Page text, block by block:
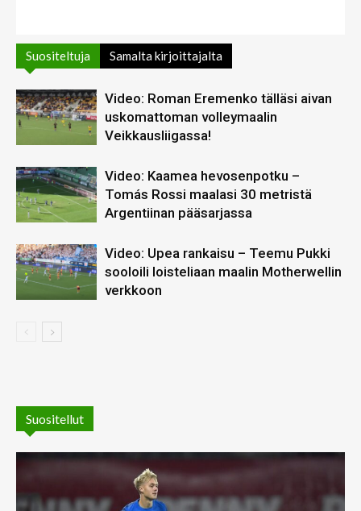
Suositeltuja Samalta kirjoittajalta
Video: Roman Eremenko tälläsi aivan
uskomattoman volleymaalin
Veikkausliigassa!
Video: Kaamea hevosenpotku –
Tomás Rossi maalasi 30 metristä
Argentiinan pääsarjassa
Video: Upea rankaisu – Teemu Pukki
sooloili loisteliaan maalin Motherwellin
verkkoon
Suositellut